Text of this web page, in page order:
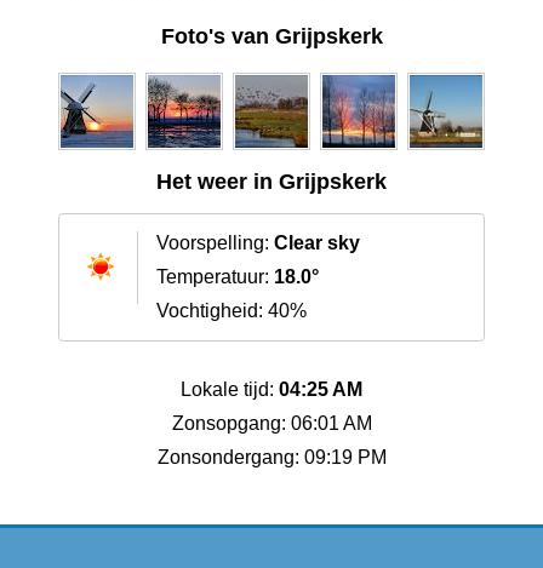
Foto's van Grijpskerk
Het weer in Grijpskerk
Voorspelling: Clear sky
Temperatuur: 18.0°
Vochtigheid: 40%
Lokale tijd: 04:25 AM
Zonsopgang: 06:01 AM
Zonsondergang: 09:19 PM